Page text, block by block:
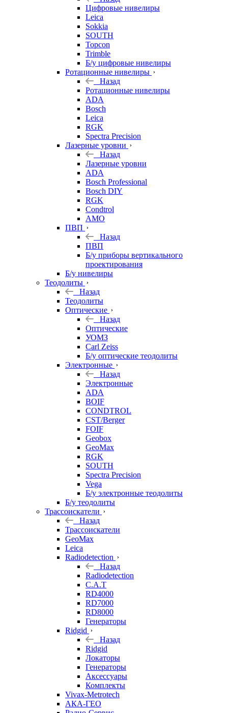
Цифровые нивелиры
Leica
Sokkia
SOUTH
Topcon
Trimble
Б/у цифровые нивелиры
Ротационные нивелиры
Назад
Ротационные нивелиры
ADA
Bosch
Leica
RGK
Spectra Precision
Лазерные уровни
Назад
Лазерные уровни
ADA
Bosch Professional
Bosch DIY
RGK
Condtrol
AMO
ПВП
Назад
ПВП
Б/у приборы вертикального
проектирования
Б/у нивелиры
Теодолиты
Назад
Теодолиты
Оптические
Назад
Оптические
УОМЗ
Carl Zeiss
Б/у оптические теодолиты
Электронные
Назад
Электронные
ADA
BOIF
CONDTROL
CST/Berger
FOIF
Geobox
GeoMax
RGK
SOUTH
Spectra Precision
Vega
Б/у электронные теодолиты
Б/у теодолиты
Трассоискатели
Назад
Трассоискатели
GeoMax
Leica
Radiodetection
Назад
Radiodetection
C.A.T
RD4000
RD7000
RD8000
Генераторы
Ridgid
Назад
Ridgid
Локаторы
Генераторы
Аксессуары
Комплекты
Vivax-Metrotech
АКА-ГЕО